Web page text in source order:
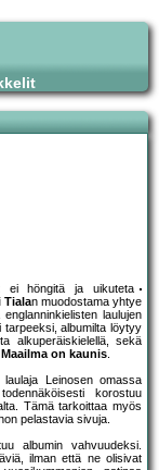
ei höngitä ja uikuteta
Tialan muodostama yhtye
laulujen
tarpeeksi, albumilta löytyy
alkuperäiskielellä, sekä
Maailma on kaunis.
Leinosen omassa
korostuu
Tämä tarkoittaa myös
pelastavia sivuja.
albumin vahvuudeksi.
ilman että ne olisivat